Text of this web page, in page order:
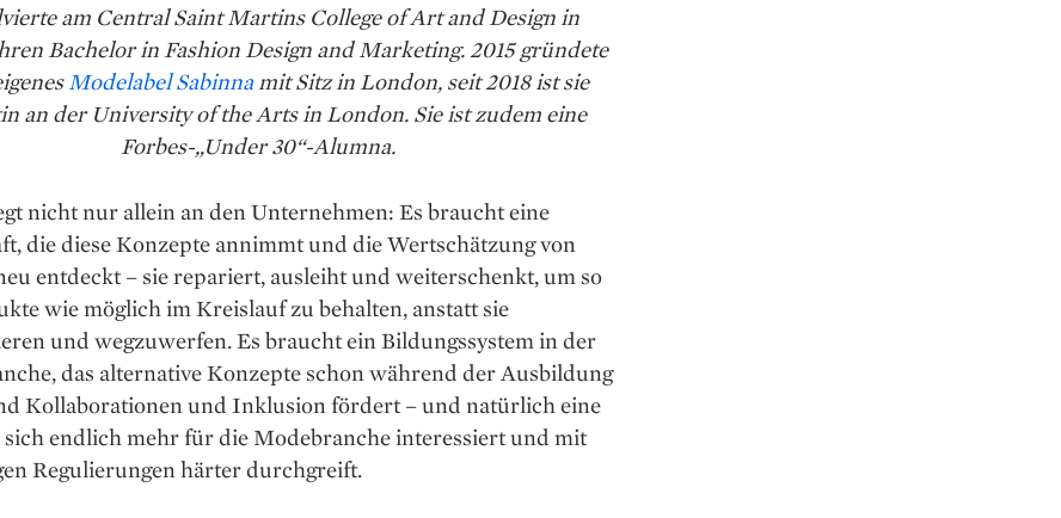
am Central Saint Martins College of Art and Design in
Bachelor in Fashion Design and Marketing. 2015 gründete
Modelabel Sabinna mit Sitz in London, seit 2018 ist sie
an der University of the Arts in London. Sie ist zudem eine
Forbes-„Under 30“-Alumna.
nicht nur allein an den Unter­nehmen: Es braucht eine
die ­diese Konzepte annimmt und die Wertschätzung von
entdeckt – sie repariert, ausleiht und weiterschenkt, um so
wie möglich im Kreislauf zu behalten, anstatt sie
und wegzuwerfen. Es braucht ein Bildungssystem in der
das alternative Konzepte schon während der Ausbildung
Kollaborationen und Inklusion fördert – und natürlich eine
sich endlich mehr für die Modebranche interessiert und mit
Regulierungen härter durchgreift.